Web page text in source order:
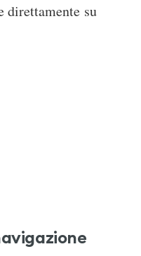
direttamente su